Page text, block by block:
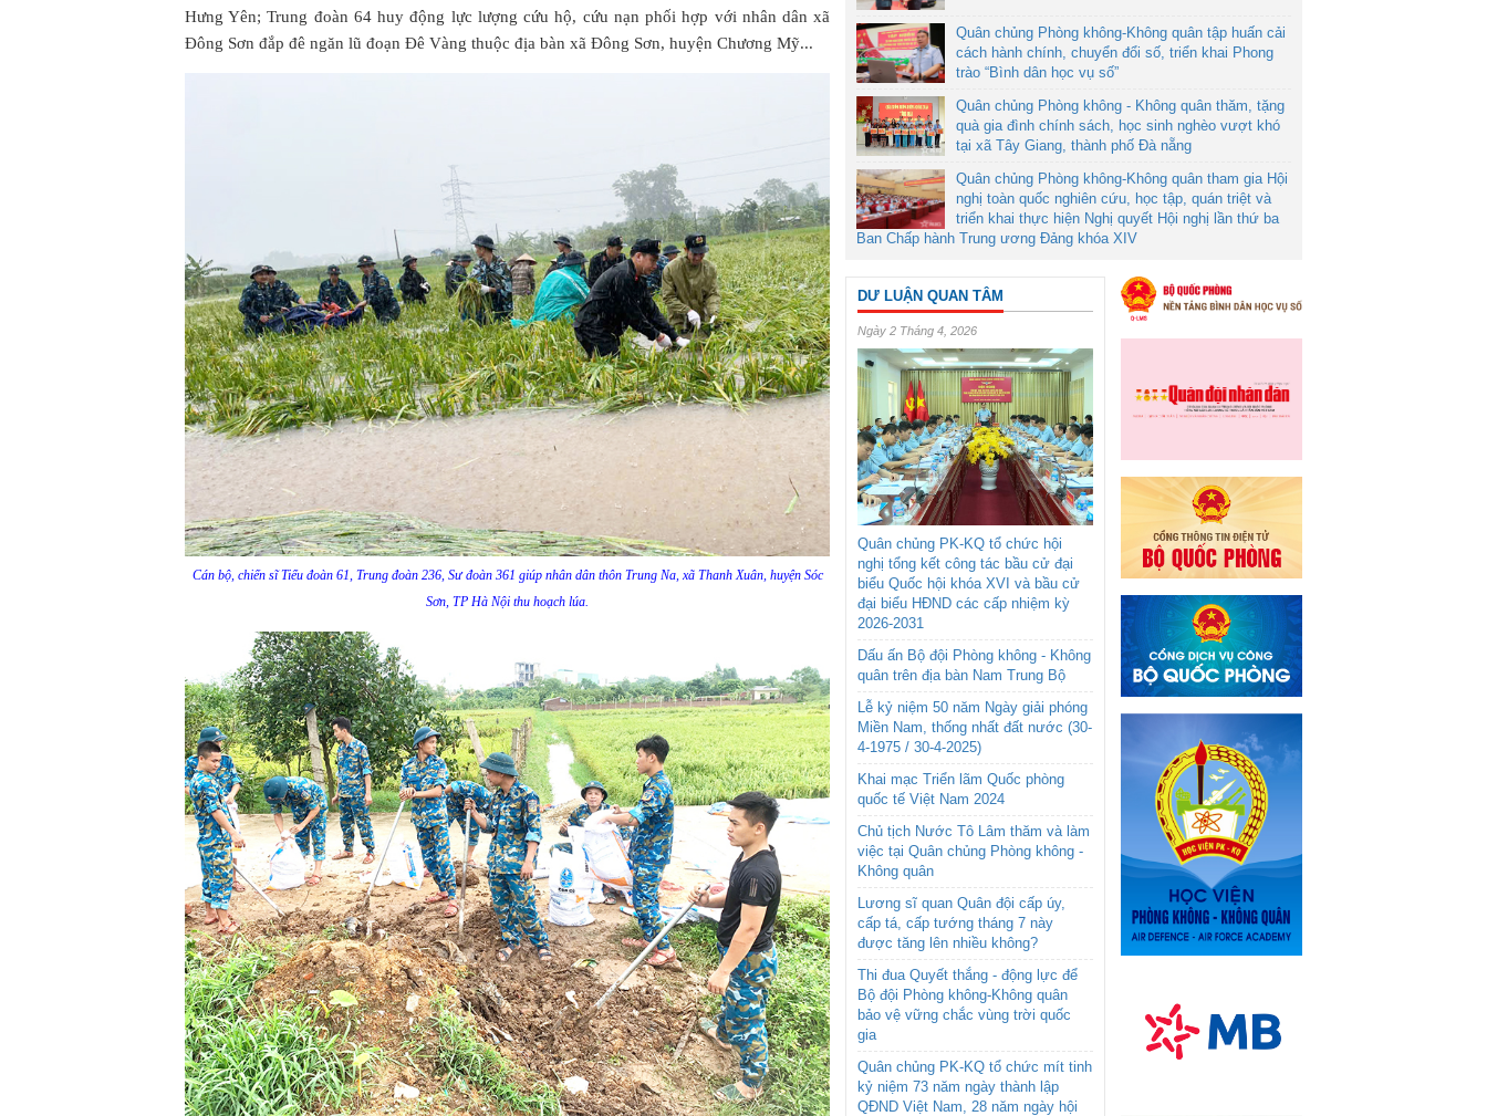
Hưng Yên; Trung đoàn 64 huy động lực lượng cứu hộ, cứu nạn phối hợp với nhân dân xã
Đông Sơn đắp đê ngăn lũ đoạn Đê Vàng thuộc địa bàn xã Đông Sơn, huyện Chương Mỹ...
Cán bộ, chiến sĩ Tiểu đoàn 61, Trung đoàn 236, Sư đoàn 361 giúp nhân dân thôn Trung Na, xã Thanh Xuân, huyện Sóc
Sơn, TP Hà Nội thu hoạch lúa.
Quân chủng Phòng không-Không quân tập huấn cải
cách hành chính, chuyển đổi số, triển khai Phong
trào “Bình dân học vụ số”
Quân chủng Phòng không - Không quân thăm, tặng
quà gia đình chính sách, học sinh nghèo vượt khó
tại xã Tây Giang, thành phố Đà nẵng
Quân chủng Phòng không-Không quân tham gia Hội
nghị toàn quốc nghiên cứu, học tập, quán triệt và
triển khai thực hiện Nghị quyết Hội nghị lần thứ ba
Ban Chấp hành Trung ương Đảng khóa XIV
DƯ LUẬN QUAN TÂM
Ngày 2 Tháng 4, 2026
Quân chủng PK-KQ tổ chức hội
nghị tổng kết công tác bầu cử đại
biểu Quốc hội khóa XVI và bầu cử
đại biểu HĐND các cấp nhiệm kỳ
2026-2031
Dấu ấn Bộ đội Phòng không - Không
quân trên địa bàn Nam Trung Bộ
Lễ kỷ niệm 50 năm Ngày giải phóng
Miền Nam, thống nhất đất nước (30-
4-1975 / 30-4-2025)
Khai mạc Triển lãm Quốc phòng
quốc tế Việt Nam 2024
Chủ tịch Nước Tô Lâm thăm và làm
việc tại Quân chủng Phòng không -
Không quân
Lương sĩ quan Quân đội cấp úy,
cấp tá, cấp tướng tháng 7 này
được tăng lên nhiều không?
Thi đua Quyết thắng - động lực để
Bộ đội Phòng không-Không quân
bảo vệ vững chắc vùng trời quốc
gia
Quân chủng PK-KQ tổ chức mít tinh
kỷ niệm 73 năm ngày thành lập
QĐND Việt Nam, 28 năm ngày hội